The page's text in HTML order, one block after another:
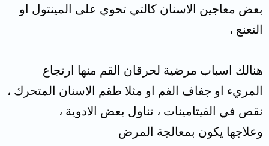
بعض معاجين الاسنان كالتي تحوي على المينتول او
النعنع ،
هنالك اسباب مرضية لحرقان القم منها ارتجاع
المريء او جفاف الفم او مثلا طقم الاسنان المتحرك ،
نقص في الفيتامينات ، تناول بعض الادوية ،
وعلاجها يكون بمعالجة المرض